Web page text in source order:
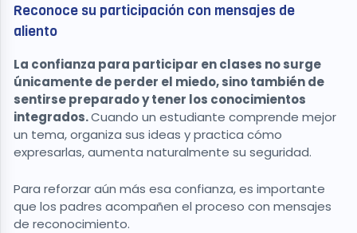
Reconoce su participación con mensajes de
aliento
La confianza para participar en clases no surge
únicamente de perder el miedo, sino también de
sentirse preparado y tener los conocimientos
integrados.Cuando un estudiante comprende mejor
un tema, organiza sus ideas y practica cómo
expresarlas, aumenta naturalmente su seguridad.
Para reforzar aún más esa confianza, es importante
que los padres acompañen el proceso con mensajes
de reconocimiento.